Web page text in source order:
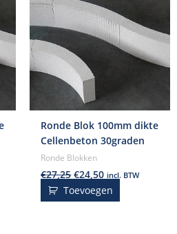
Ronde Blok 100mm dikte
Cellenbeton 30graden
Ronde Blokken
€27,25 €24,50 incl. BTW
Toevoegen